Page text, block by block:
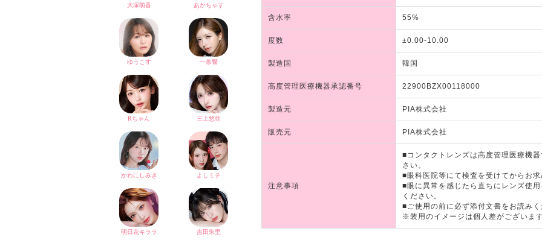
含水率 55%
度数 ±0.00-10.00
製造国 韓国
高度管理医療機器承認番号 22900BZX00118000
製造元 PIA株式会社
販売元 PIA株式会社
注意事項
■コンタクトレンズは高度管理医療機
さい。
■眼科医院等にて検査を受けてからお
■眼に異常を感じたら直ちにレンズ使
ください。
■ご使用の前に必ず添付文書をお読み
※装用のイメージは個人差がございま